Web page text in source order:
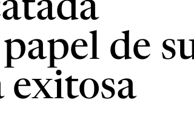
de
exitosa